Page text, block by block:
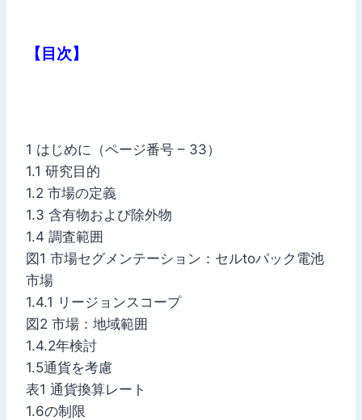
【目次】
1 はじめに（ページ番号 – 33）
1.1 研究目的
1.2 市場の定義
1.3 含有物および除外物
1.4 調査範囲
図1 市場セグメンテーション：セルtoパック電池
市場
1.4.1 リージョンスコープ
図2 市場：地域範囲
1.4.2年検討
1.5通貨を考慮
表1 通貨換算レート
1.6の制限